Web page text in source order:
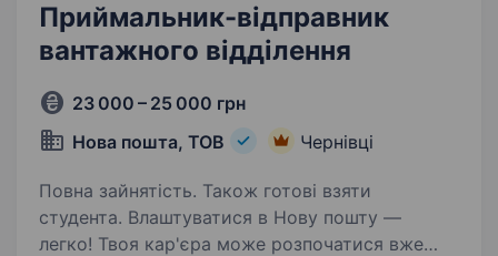
Приймальник-відправник
вантажного відділення
23 000 – 25 000 грн
Нова пошта, ТОВ
Чернівці
Повна зайнятість. Також готові взяти
студента. Влаштуватися в Нову пошту —
легко! Твоя кар'єра може розпочатися вже